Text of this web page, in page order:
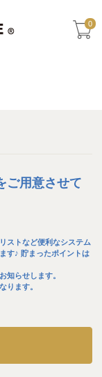
0
ご用意させて
ストなど便利なシステム
す♪ 貯まったポイントは
知らせします。
ります。